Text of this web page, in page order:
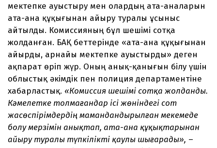
мектепке ауыстыру мен олардың ата-аналарын
ата-ана құқығынан айыру туралы ұсыныс
айтылды. Комиссияның бұл шешімі сотқа
жолданған. БАҚ беттерінде «ата-ана құқығынан
айырды, арнайы мектепке ауыстырды» деген
ақпарат өріп жүр. Оның анық-қанығын білу үшін
облыстық әкімдік пен полиция департаментіне
хабарластық. «Комиссия шешімі сотқа жолданды.
Кәмелетке толмағандар ісі жөніндегі сот
жасөспірімдердің мамандандырылған мекемеде
болу мерзімін анықтап, ата-ана құқықтарынан
айыру туралы түпкілікті қаулы шығарады», –